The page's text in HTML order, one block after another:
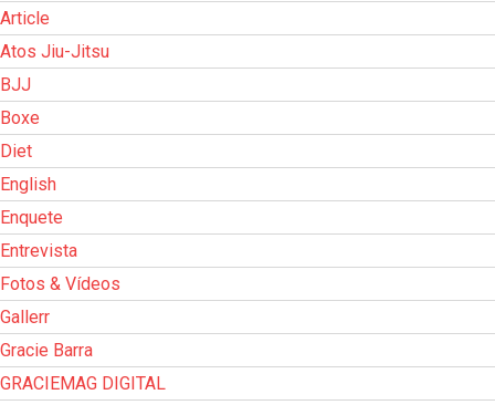
Article
Atos Jiu-Jitsu
BJJ
Boxe
Diet
English
Enquete
Entrevista
Fotos & Vídeos
Gallerr
Gracie Barra
GRACIEMAG DIGITAL